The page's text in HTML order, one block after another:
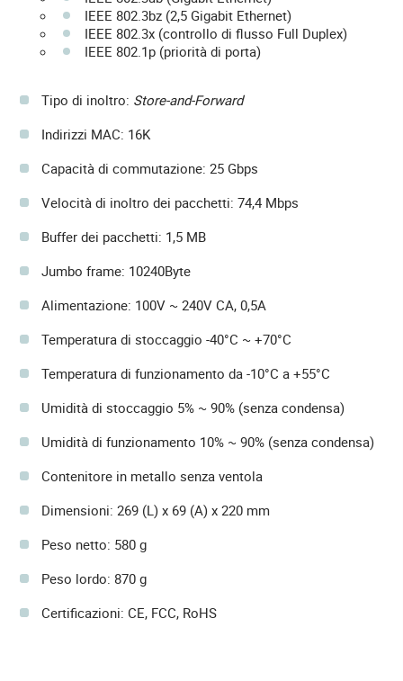
IEEE 802.3bz (2,5 Gigabit Ethernet)
IEEE 802.3x (controllo di flusso Full Duplex)
IEEE 802.1p (priorità di porta)
Tipo di inoltro: Store-and-Forward
Indirizzi MAC: 16K
Capacità di commutazione: 25 Gbps
Velocità di inoltro dei pacchetti: 74,4 Mbps
Buffer dei pacchetti: 1,5 MB
Jumbo frame: 10240Byte
Alimentazione: 100V ~ 240V CA, 0,5A
Temperatura di stoccaggio -40°C ~ +70°C
Temperatura di funzionamento da -10°C a +55°C
Umidità di stoccaggio 5% ~ 90% (senza condensa)
Umidità di funzionamento 10% ~ 90% (senza condensa)
Contenitore in metallo senza ventola
Dimensioni: 269 (L) x 69 (A) x 220 mm
Peso netto: 580 g
Peso lordo: 870 g
Certificazioni: CE, FCC, RoHS